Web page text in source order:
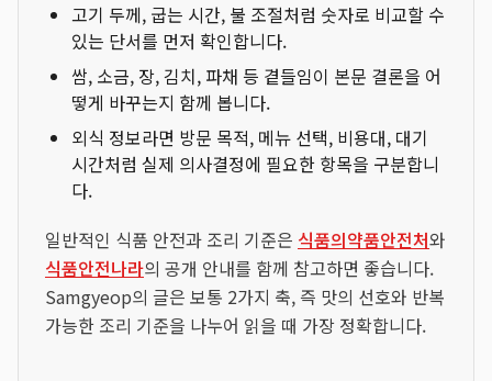
고기 두께, 굽는 시간, 불 조절처럼 숫자로 비교할 수
있는 단서를 먼저 확인합니다.
쌈, 소금, 장, 김치, 파채 등 곁들임이 본문 결론을 어
떻게 바꾸는지 함께 봅니다.
외식 정보라면 방문 목적, 메뉴 선택, 비용대, 대기
시간처럼 실제 의사결정에 필요한 항목을 구분합니
다.
일반적인 식품 안전과 조리 기준은 식품의약품안전처와
식품안전나라의 공개 안내를 함께 참고하면 좋습니다.
Samgyeop의 글은 보통 2가지 축, 즉 맛의 선호와 반복
가능한 조리 기준을 나누어 읽을 때 가장 정확합니다.